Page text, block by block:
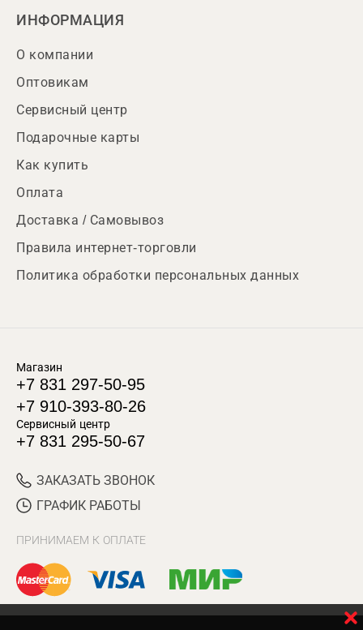
ИНФОРМАЦИЯ
О компании
Оптовикам
Сервисный центр
Подарочные карты
Как купить
Оплата
Доставка / Самовывоз
Правила интернет-торговли
Политика обработки персональных данных
Магазин
+7 831 297-50-95
+7 910-393-80-26
Сервисный центр
+7 831 295-50-67
ЗАКАЗАТЬ ЗВОНОК
ГРАФИК РАБОТЫ
ПРИНИМАЕМ К ОПЛАТЕ